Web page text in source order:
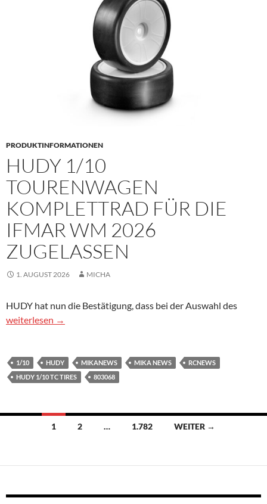
PRODUKTINFORMATIONEN
HUDY 1/10
TOURENWAGEN
KOMPLETTRAD FÜR DIE
IFMAR WM 2026
ZUGELASSEN
1. AUGUST 2026 MICHA
HUDY hat nun die Bestätigung, dass bei der Auswahl des
Hudy 1/10 Tourenwagen Komplettrad für die IFMAR WM 2026
weiterlesen →
1/10 HUDY MIKANEWS MIKA NEWS
RCNEWS
HUDY 1/10 TC TIRES
803068
Beitragsnavigation
1 2 … 1.782 WEITER →